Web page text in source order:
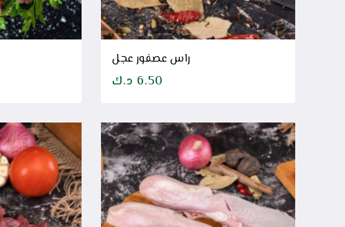
راس عصفور عجل
6.50 د.ك